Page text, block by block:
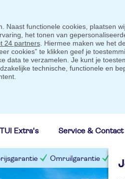
Naast functionele cookies, plaatsen
het tonen van
24 partners. Hiermee maken we het
cookies” te klikken geef je
data te verzamelen. Je kunt je
technische, functionele en
TUI Extra's Service & Contact
Omruilgarantie